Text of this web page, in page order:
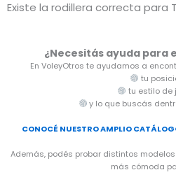
Existe la rodillera correcta para
¿Necesitás ayuda para
En VoleyOtros te ayudamos a
tu
tu estilo de
y lo que buscás
CONOCÉ NUESTRO AMPLIO
Además, podés probar distintos
más cómoda